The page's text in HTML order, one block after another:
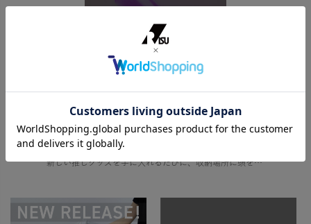
【”とりあえず収納”は卒業】推し活をもっと美しく！
プロが教える「見せる・隠す」のスペース活用術
新しい推しグッズを手に入れるたびに、収納場所に頭を悩ませていませんか？ 増え続けるコレクションで部屋が散らかり、せっかくの推し活もなんだか落ち着かない…そんな経験、きっと多くの「推し」を持つ方がされているはずです。 この […]